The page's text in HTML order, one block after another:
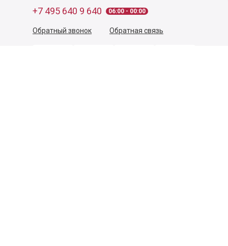
+7 495 640 9 640 06:00 - 00:00
Обратный звонок Обратная связь